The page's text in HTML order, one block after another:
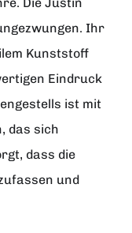
Ihr
Kunststoff
Eindruck
ist mit
das sich
dass die
und